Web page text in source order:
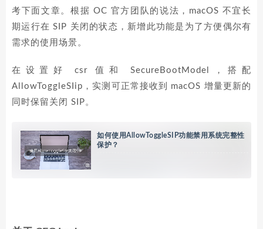
考下面文章。根据 OC 官方团队的说法，macOS 不宜长
期运行在 SIP 关闭的状态，新增此功能是为了方便偶尔有
需求的使用场景。
在设置好 csr 值和 SecureBootModel，搭配
AllowToggleSIip，实测可正常接收到 macOS 增量更新的
同时保留关闭 SIP。
如何使用AllowToggleSIP功能禁用系统完整性
保护？